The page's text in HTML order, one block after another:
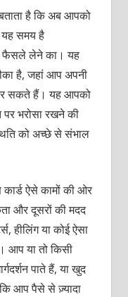
है कि अब आपको
समय है
फैसले लेने का। यह
है, जहां आप अपनी
सकते हैं। यह आपको
भरोसा रखने की
को अच्छे से संभाल
ऐसे कामों की ओर
और दूसरों की मदद
हीलिंग या कोई ऐसा
आप या तो किसी
पाते हैं, या खुद
कि आप पैसे से ज़्यादा